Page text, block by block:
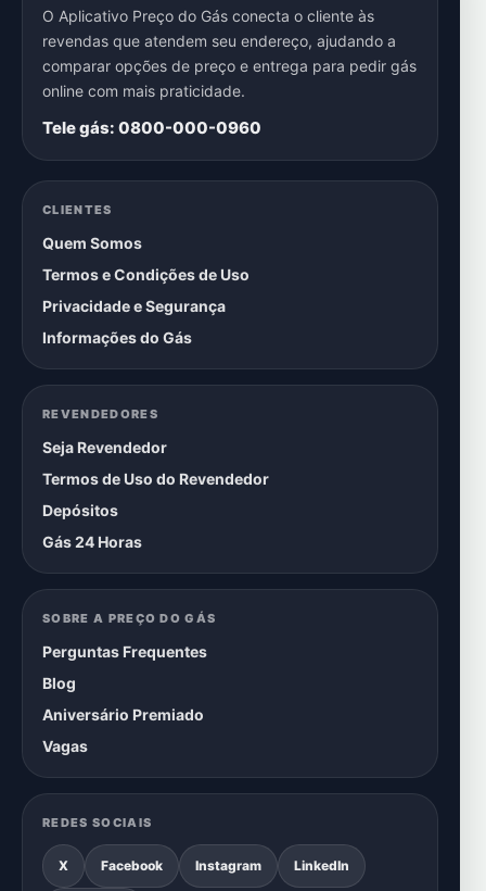
O Aplicativo Preço do Gás conecta o cliente às
revendas que atendem seu endereço, ajudando a
comparar opções de preço e entrega para pedir gás
online com mais praticidade.
Tele gás: 0800-000-0960
CLIENTES
Quem Somos
Termos e Condições de Uso
Privacidade e Segurança
Informações do Gás
REVENDEDORES
Seja Revendedor
Termos de Uso do Revendedor
Depósitos
Gás 24 Horas
SOBRE A PREÇO DO GÁS
Perguntas Frequentes
Blog
Aniversário Premiado
Vagas
REDES SOCIAIS
X Facebook Instagram LinkedIn